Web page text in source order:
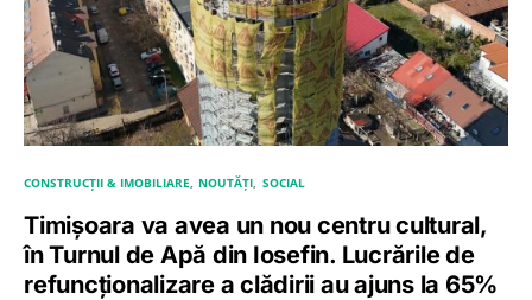
CONSTRUCȚII & IMOBILIARE NOUTĂȚI SOCIAL
Timișoara va avea un nou centru cultural,
în Turnul de Apă din Iosefin. Lucrările de
refuncționalizare a clădirii au ajuns la 65%